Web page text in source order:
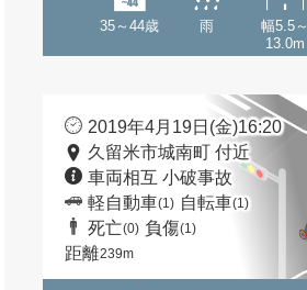
35～44歳 雨
幅5.5～
13.0m
2019年4月19日(金)16:20
久留米市城南町 付近
車両相互 小破事故
軽自動車(1) 自転車(1)
死亡(0) 負傷(1)
距離239m